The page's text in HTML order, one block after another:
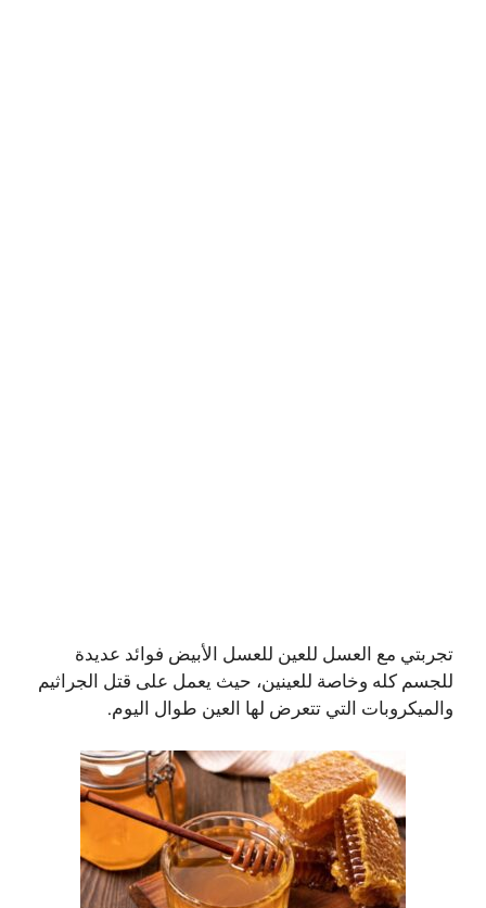
تجربتي مع العسل للعين للعسل الأبيض فوائد عديدة
للجسم كله وخاصة للعينين، حيث يعمل على قتل الجراثيم
والميكروبات التي تتعرض لها العين طوال اليوم.